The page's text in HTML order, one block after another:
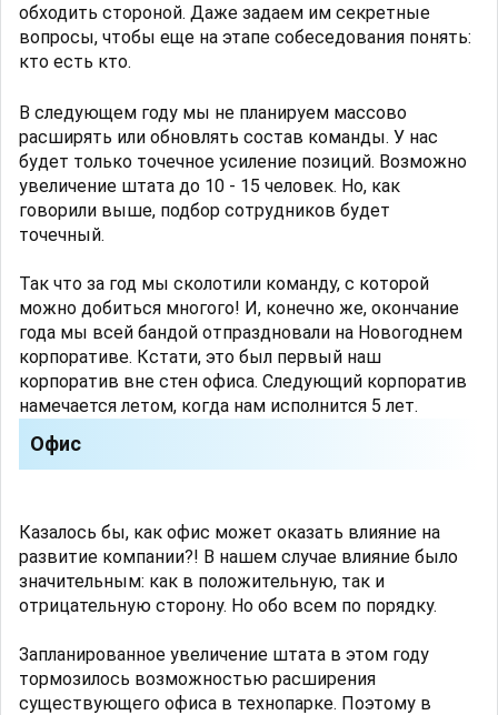
обходить стороной. Даже задаем им секретные
вопросы, чтобы еще на этапе собеседования понять:
кто есть кто.
В следующем году мы не планируем массово
расширять или обновлять состав команды. У нас
будет только точечное усиление позиций. Возможно
увеличение штата до 10 - 15 человек. Но, как
говорили выше, подбор сотрудников будет
точечный.
Так что за год мы сколотили команду, с которой
можно добиться многого! И, конечно же, окончание
года мы всей бандой отпраздновали на Новогоднем
корпоративе. Кстати, это был первый наш
корпоратив вне стен офиса. Следующий корпоратив
намечается летом, когда нам исполнится 5 лет.
Офис
Казалось бы, как офис может оказать влияние на
развитие компании?! В нашем случае влияние было
значительным: как в положительную, так и
отрицательную сторону. Но обо всем по порядку.
Запланированное увеличение штата в этом году
тормозилось возможностью расширения
существующего офиса в технопарке. Поэтому в